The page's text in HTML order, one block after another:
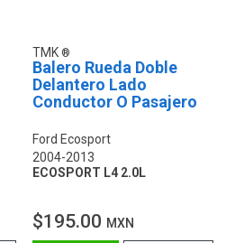
TMK
Balero Rueda Doble
Delantero Lado
Conductor O Pasajero
Ford Ecosport
2004-2013
ECOSPORT L4 2.0L
$195.00 MXN